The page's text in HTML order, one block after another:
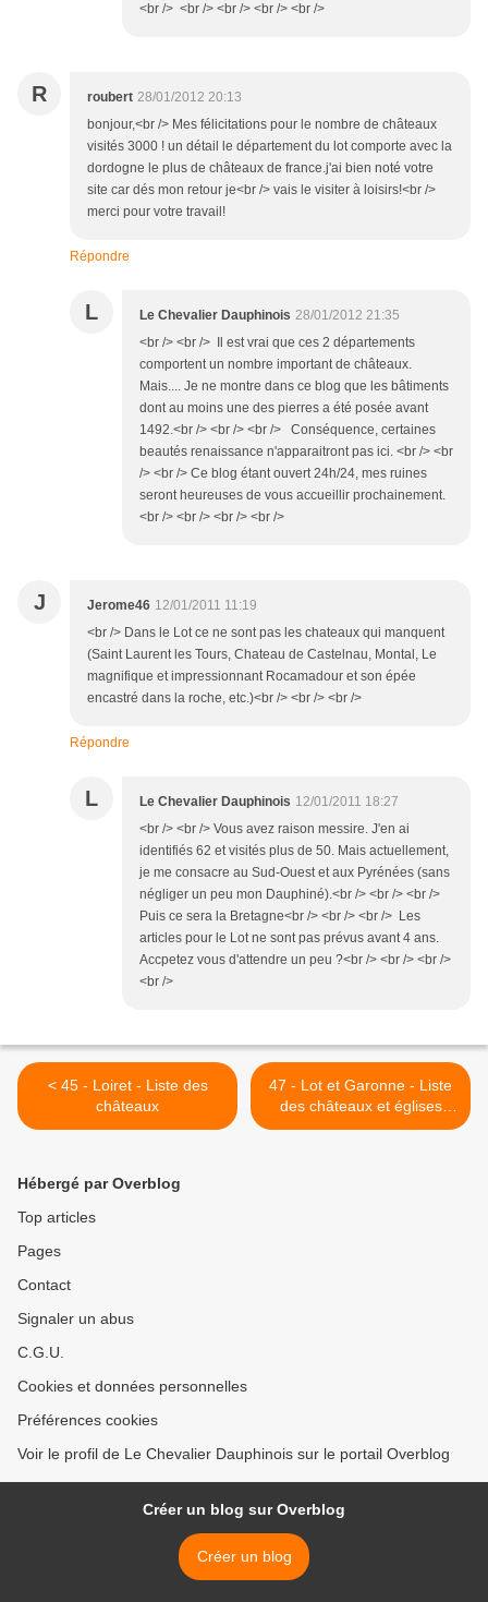
<br /> <br /> <br /> <br /> <br />
R roubert 28/01/2012 20:13
bonjour,<br /> Mes félicitations pour le nombre de châteaux
visités 3000 ! un détail le département du lot comporte avec la
dordogne le plus de châteaux de france.j'ai bien noté votre
site car dés mon retour je<br /> vais le visiter à loisirs!<br />
merci pour votre travail!
Répondre
L Le Chevalier Dauphinois 28/01/2012 21:35
<br /> <br /> Il est vrai que ces 2 départements
comportent un nombre important de châteaux.
Mais.... Je ne montre dans ce blog que les bâtiments
dont au moins une des pierres a été posée avant
1492.<br /> <br /> <br /> Conséquence, certaines
beautés renaissance n'apparaitront pas ici. <br /> <br
/> <br /> Ce blog étant ouvert 24h/24, mes ruines
seront heureuses de vous accueillir prochainement.
<br /> <br /> <br /> <br />
J Jerome46 12/01/2011 11:19
<br /> Dans le Lot ce ne sont pas les chateaux qui manquent
(Saint Laurent les Tours, Chateau de Castelnau, Montal, Le
magnifique et impressionnant Rocamadour et son épée
encastré dans la roche, etc.)<br /> <br /> <br />
Répondre
L Le Chevalier Dauphinois 12/01/2011 18:27
<br /> <br /> Vous avez raison messire. J'en ai
identifiés 62 et visités plus de 50. Mais actuellement,
je me consacre au Sud-Ouest et aux Pyrénées (sans
négliger un peu mon Dauphiné).<br /> <br /> <br />
Puis ce sera la Bretagne<br /> <br /> <br /> Les
articles pour le Lot ne sont pas prévus avant 4 ans.
Accpetez vous d'attendre un peu ?<br /> <br /> <br />
<br />
< 45 - Loiret - Liste des
châteaux
47 - Lot et Garonne - Liste
des châteaux et églises
fortifiées >
Hébergé par Overblog
Top articles
Pages
Contact
Signaler un abus
C.G.U.
Cookies et données personnelles
Préférences cookies
Voir le profil de Le Chevalier Dauphinois sur le portail Overblog
Créer un blog sur Overblog
Créer un blog